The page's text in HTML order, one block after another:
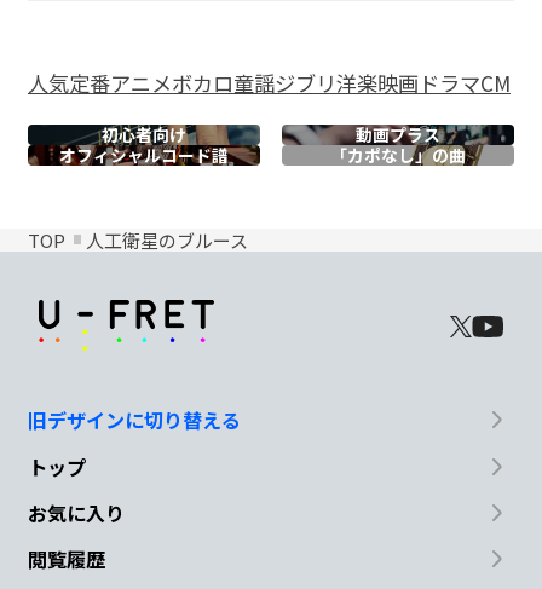
人気定番アニメボカロ童謡ジブリ洋楽映画ドラマCM
初心者向け
動画プラス
オフィシャルコード譜 「カポなし」の曲
TOP 人工衛星のブルース
旧デザインに切り替える
トップ
お気に入り
閲覧履歴